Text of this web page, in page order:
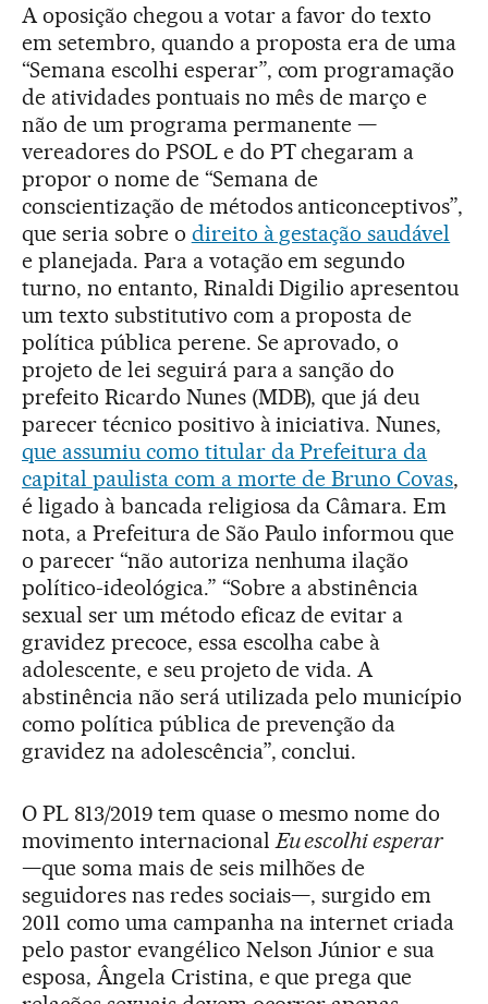
A oposição chegou a votar a favor do texto
em setembro, quando a proposta era de uma
“Semana escolhi esperar”, com programação
de atividades pontuais no mês de março e
não de um programa permanente —
vereadores do PSOL e do PT chegaram a
propor o nome de “Semana de
conscientização de métodos anticonceptivos”,
que seria sobre o direito à gestação saudável
e planejada. Para a votação em segundo
turno, no entanto, Rinaldi Digilio apresentou
um texto substitutivo com a proposta de
política pública perene. Se aprovado, o
projeto de lei seguirá para a sanção do
prefeito Ricardo Nunes (MDB), que já deu
parecer técnico positivo à iniciativa. Nunes,
que assumiu como titular da Prefeitura da
capital paulista com a morte de Bruno Covas,
é ligado à bancada religiosa da Câmara. Em
nota, a Prefeitura de São Paulo informou que
o parecer “não autoriza nenhuma ilação
político-ideológica.” “Sobre a abstinência
sexual ser um método eficaz de evitar a
gravidez precoce, essa escolha cabe à
adolescente, e seu projeto de vida. A
abstinência não será utilizada pelo município
como política pública de prevenção da
gravidez na adolescência”, conclui.
O PL 813/2019 tem quase o mesmo nome do
movimento internacional Eu escolhi esperar
—que soma mais de seis milhões de
seguidores nas redes sociais—, surgido em
2011 como uma campanha na internet criada
pelo pastor evangélico Nelson Júnior e sua
esposa, Ângela Cristina, e que prega que